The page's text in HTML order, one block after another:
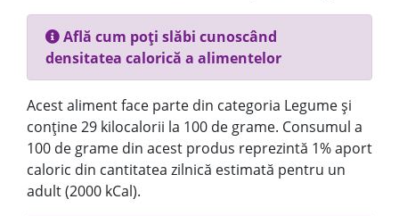
Află cum poți slăbi cunoscând
densitatea calorică a alimentelor
Acest aliment face parte din categoria Legume și
conține 29 kilocalorii la 100 de grame. Consumul a
100 de grame din acest produs reprezintă 1% aport
caloric din cantitatea zilnică estimată pentru un
adult (2000 kCal).